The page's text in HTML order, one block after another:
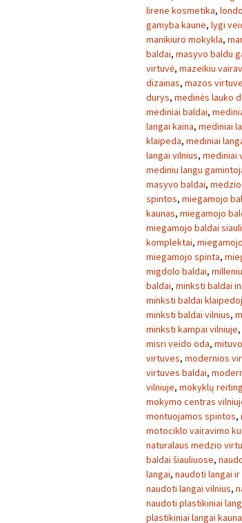
lirene kosmetika,
gamyba kaune, lygi
manikiuro mokykla,
baldai, masyvo baldu
virtuvė, mazeikiu
dizainas, mazos
durys, medinės lauko
mediniai baldai,
langai kaina, mediniai
klaipeda, mediniai
langai vilnius, mediniai
mediniu langu
masyvo baldai,
spintos, miegamojo
kaunas, miegamojo
miegamojo baldai
komplektai,
miegamojo spinta,
migdolo baldai,
baldai, minksti baldai
minksti baldai
minksti baldai vilnius,
minksti kampai vilniuje,
misri veido oda,
virtuves, modernios
virtuves baldai,
vilniuje, mokyklų
mokymo centras
montuojamos spintos,
motociklo vairavimo
naturalaus medzio
baldai šiauliuose,
langai, naudoti langai
naudoti langai vilnius,
naudoti plastikiniai
plastikiniai langai